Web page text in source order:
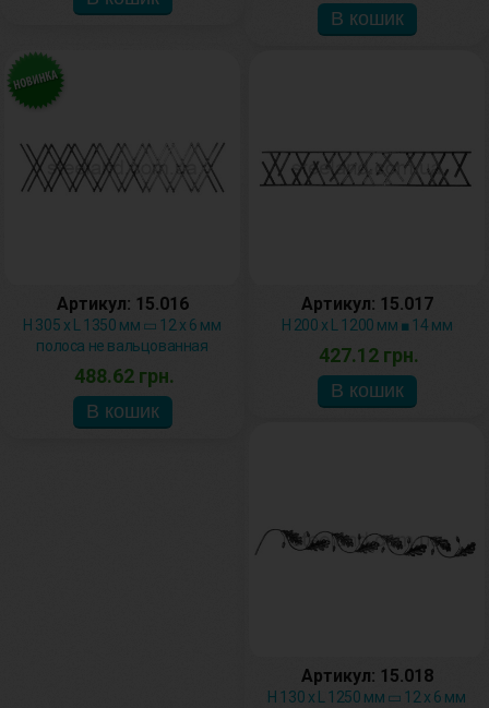
Артикул: 15.016
H 305 х L 1350 мм ▭ 12 х 6 мм
полоса не вальцованная
488.62 грн.
Артикул: 15.017
H 200 х L 1200 мм ■ 14 мм
427.12 грн.
Артикул: 15.018
H 130 х L 1250 мм ▭ 12 х 6 мм